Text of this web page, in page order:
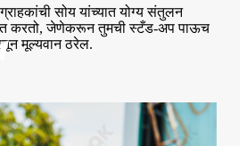
सोय यांच्यात योग्य संतुलन
करतो, जेणेकरून तुमची स्टँड-अप पाऊच
मूल्यवान ठरेल.